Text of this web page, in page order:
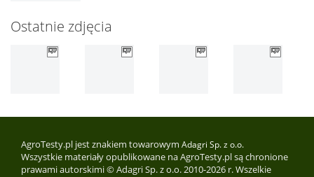
Ostatnie zdjęcia
AgroTesty.pl jest znakiem towarowym Adagri Sp. z o.o.
Wszystkie materiały opublikowane na AgroTesty.pl są chronione
prawami autorskimi © Adagri Sp. z o.o. 2010-2026 r. Wszelkie